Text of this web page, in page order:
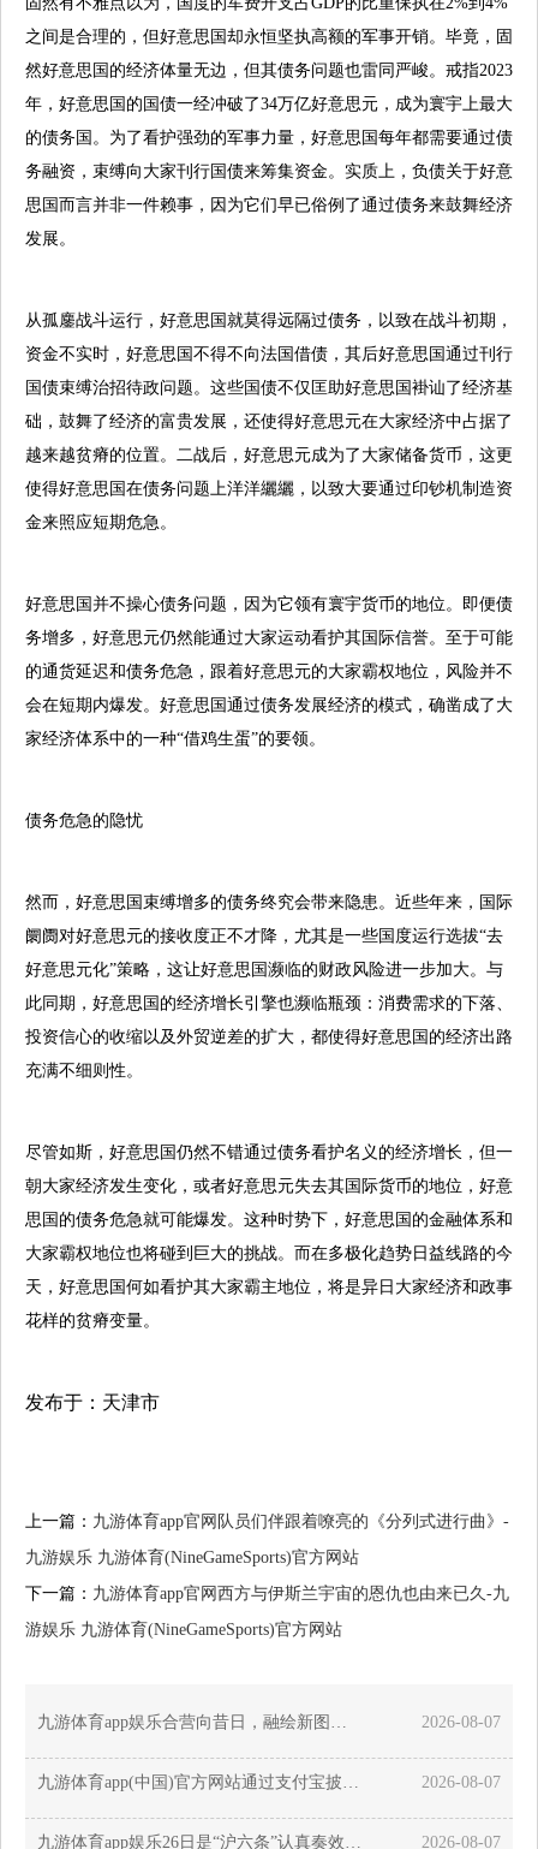
之间是合理的，但好意思国却永恒坚执高额的军事开销。毕竟，固
然好意思国的经济体量无边，但其债务问题也雷同严峻。戒指2023
年，好意思国的国债一经冲破了34万亿好意思元，成为寰宇上最大
的债务国。为了看护强劲的军事力量，好意思国每年都需要通过债
务融资，束缚向大家刊行国债来筹集资金。实质上，负债关于好意
思国而言并非一件赖事，因为它们早已俗例了通过债务来鼓舞经济
发展。
从孤鏖战斗运行，好意思国就莫得远隔过债务，以致在战斗初期，
资金不实时，好意思国不得不向法国借债，其后好意思国通过刊行
国债束缚治招待政问题。这些国债不仅匡助好意思国褂讪了经济基
础，鼓舞了经济的富贵发展，还使得好意思元在大家经济中占据了
越来越贫瘠的位置。二战后，好意思元成为了大家储备货币，这更
使得好意思国在债务问题上洋洋纚纚，以致大要通过印钞机制造资
金来照应短期危急。
好意思国并不操心债务问题，因为它领有寰宇货币的地位。即便债
务增多，好意思元仍然能通过大家运动看护其国际信誉。至于可能
的通货延迟和债务危急，跟着好意思元的大家霸权地位，风险并不
会在短期内爆发。好意思国通过债务发展经济的模式，确凿成了大
家经济体系中的一种“借鸡生蛋”的要领。
债务危急的隐忧
然而，好意思国束缚增多的债务终究会带来隐患。近些年来，国际
阛阓对好意思元的接收度正不才降，尤其是一些国度运行选拔“去
好意思元化”策略，这让好意思国濒临的财政风险进一步加大。与
此同期，好意思国的经济增长引擎也濒临瓶颈：消费需求的下落、
投资信心的收缩以及外贸逆差的扩大，都使得好意思国的经济出路
充满不细则性。
尽管如斯，好意思国仍然不错通过债务看护名义的经济增长，但一
朝大家经济发生变化，或者好意思元失去其国际货币的地位，好意
思国的债务危急就可能爆发。这种时势下，好意思国的金融体系和
大家霸权地位也将碰到巨大的挑战。而在多极化趋势日益线路的今
天，好意思国何如看护其大家霸主地位，将是异日大家经济和政事
花样的贫瘠变量。
发布于：天津市
上一篇： 九游体育app官网队员们伴跟着嘹亮的《分列式进行曲》-
九游娱乐 九游体育(NineGameSports)官方网站
下一篇： 九游体育app官网西方与伊斯兰宇宙的恩仇也由来已久-九
游娱乐 九游体育(NineGameSports)官方网站
九游体育app娱乐合营向昔日，融绘新图景！嘉定统战文化周回眸→-九游娱乐 九游体育(NineGameSports)官方网站 2026-08-07
九游体育app(中国)官方网站通过支付宝披发商圈奢华券、通过携程披发住宿奢华券-九游娱乐 九游体育(NineGameSports)官方网站 2026-08-07
九游体育app娱乐26日是“沪六条”认真奏效后的第一天-九游娱乐 九游体育(NineGameSports)官方网站 2026-08-07